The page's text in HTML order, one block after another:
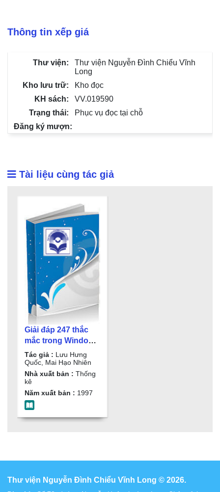
Thông tin xếp giá
Thư viện Nguyễn Đình Chiểu Vĩnh
Long
Kho đọc
VV.019590
Phục vụ đọc tại chỗ
Tài liệu cùng tác giả
Giải đáp 247 thắc
mắc trong Windows
95/ Lưu Hưng
Quốc, Mai Hạo
Nhiên
Tác giả : Lưu Hưng
Quốc, Mai Hạo Nhiên
Nhà xuất bản : Thống
kê
Năm xuất bản : 1997
Thư viện Nguyễn Đình Chiểu Vĩnh Long © 2026.